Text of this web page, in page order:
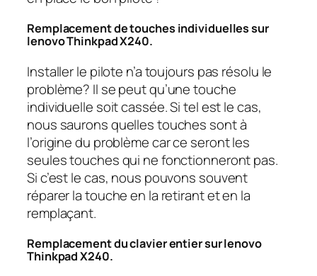
Remplacement de touches individuelles sur
lenovo Thinkpad X240.
Installer le pilote n’a toujours pas résolu le
problème? Il se peut qu’une touche
individuelle soit cassée. Si tel est le cas,
nous saurons quelles touches sont à
l’origine du problème car ce seront les
seules touches qui ne fonctionneront pas.
Si c’est le cas, nous pouvons souvent
réparer la touche en la retirant et en la
remplaçant.
Remplacement du clavier entier sur lenovo
Thinkpad X240.